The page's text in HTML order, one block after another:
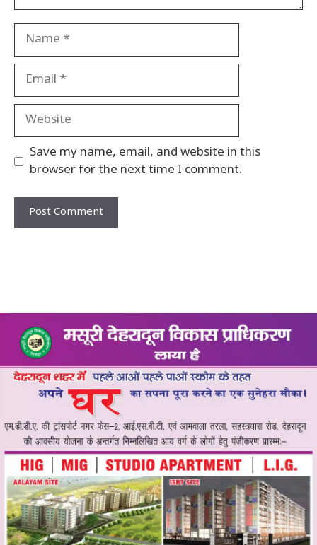
Name
Email
Website
Save my name, email, and website in this
browser for the next time I comment.